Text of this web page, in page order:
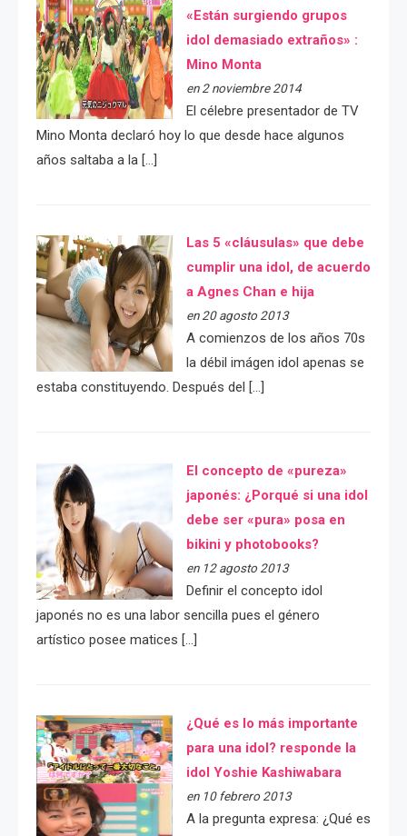
«Están surgiendo grupos
idol demasiado extraños» :
Mino Monta
en 2 noviembre 2014
El célebre presentador de TV
Mino Monta declaró hoy lo que desde hace algunos
años saltaba a la […]
Las 5 «cláusulas» que debe
cumplir una idol, de acuerdo
a Agnes Chan e hija
en 20 agosto 2013
A comienzos de los años 70s
la débil imágen idol apenas se
estaba constituyendo. Después del […]
El concepto de «pureza»
japonés: ¿Porqué si una idol
debe ser «pura» posa en
bikini y photobooks?
en 12 agosto 2013
Definir el concepto idol
japonés no es una labor sencilla pues el género
artístico posee matices […]
¿Qué es lo más importante
para una idol? responde la
idol Yoshie Kashiwabara
en 10 febrero 2013
A la pregunta expresa: ¿Qué es